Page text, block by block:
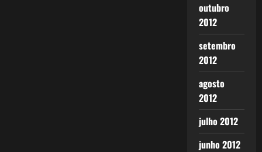
outubro
2012
setembro
2012
agosto
2012
julho 2012
junho 2012